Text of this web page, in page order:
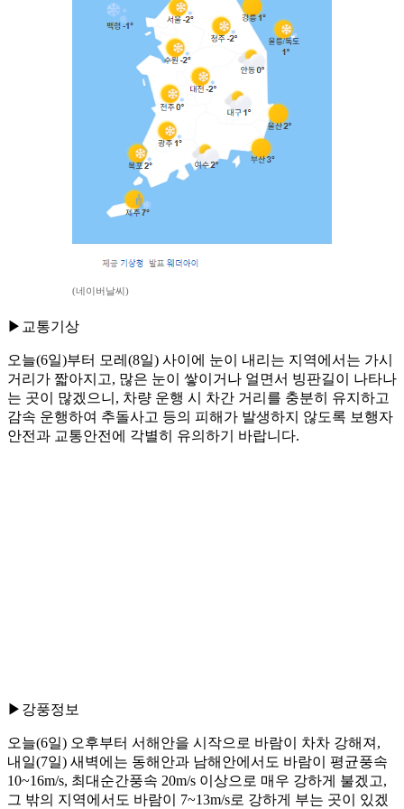
(네이버날씨)
▶교통기상
오늘(6일)부터 모레(8일) 사이에 눈이 내리는 지역에서는 가시
거리가 짧아지고, 많은 눈이 쌓이거나 얼면서 빙판길이 나타나
는 곳이 많겠으니, 차량 운행 시 차간 거리를 충분히 유지하고
감속 운행하여 추돌사고 등의 피해가 발생하지 않도록 보행자
안전과 교통안전에 각별히 유의하기 바랍니다.
▶강풍정보
오늘(6일) 오후부터 서해안을 시작으로 바람이 차차 강해져,
내일(7일) 새벽에는 동해안과 남해안에서도 바람이 평균풍속
10~16m/s, 최대순간풍속 20m/s 이상으로 매우 강하게 불겠고,
그 밖의 지역에서도 바람이 7~13m/s로 강하게 부는 곳이 있겠